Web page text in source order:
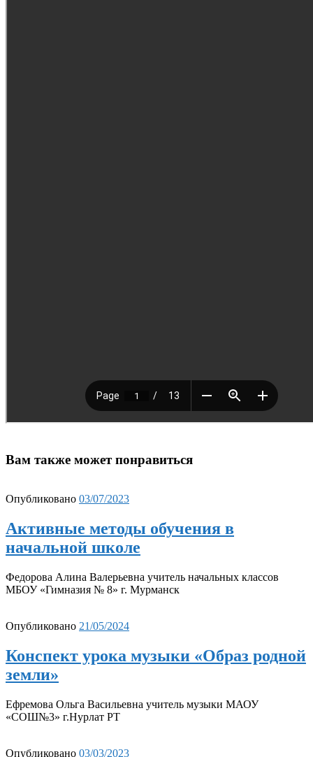
Вам также может понравиться
Опубликовано 03/07/2023
Активные методы обучения в
начальной школе
Федорова Алина Валерьевна учитель начальных классов
МБОУ «Гимназия № 8» г. Мурманск
Опубликовано 21/05/2024
Конспект урока музыки «Образ родной
земли»
Ефремова Ольга Васильевна учитель музыки МАОУ
«СОШ№3» г.Нурлат РТ
Опубликовано 03/03/2023